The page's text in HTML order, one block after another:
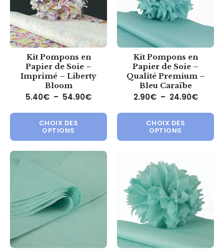
Kit Pompons en
Papier de Soie –
Imprimé – Liberty
Bloom
5.40€ – 54.90€Plage de prix : 5.40€ à 54.90€
CHOIX DES
OPTIONS
Ce produit a plusieurs
Kit Pompons en
Papier de Soie –
Qualité Premium –
Bleu Caraïbe
2.90€ – 24.90€Plage
CHOIX DES
OPTIONS